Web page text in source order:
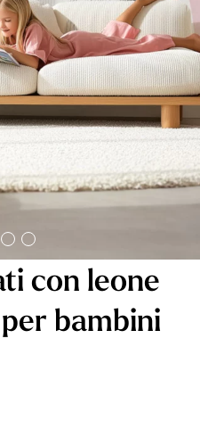
con leone
bambini